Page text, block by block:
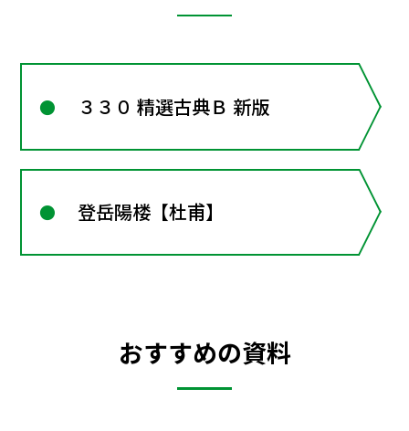
３３０ 精選古典Ｂ 新版
登岳陽楼【杜甫】
おすすめの資料